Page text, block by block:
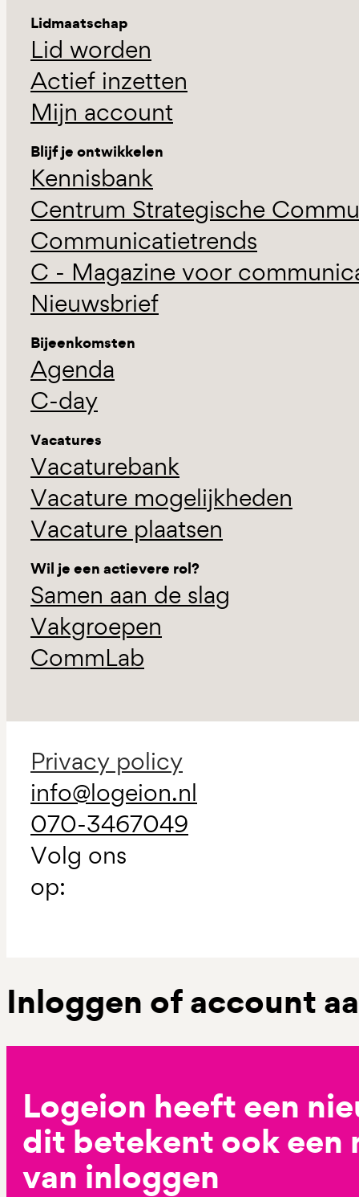
Lidmaatschap
Lid worden
Actief inzetten
Mijn account
Blijf je ontwikkelen
Kennisbank
Centrum Strategische
Communicatietrends
C - Magazine voor
Nieuwsbrief
Bijeenkomsten
Agenda
C-day
Vacatures
Vacaturebank
Vacature mogelijkheden
Vacature plaatsen
Wil je een actievere rol?
Samen aan de slag
Vakgroepen
CommLab
Privacy policy
info@logeion.nl
070-3467049
Volg ons
op:
Inloggen of account
Logeion heeft een
dit betekent ook een
van inloggen